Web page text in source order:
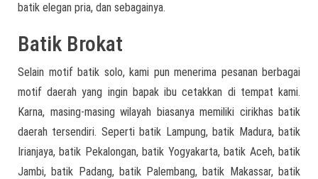
batik elegan pria, dan sebagainya.
Batik Brokat
Selain motif batik solo, kami pun menerima pesanan berbagai
motif daerah yang ingin bapak ibu cetakkan di tempat kami.
Karna, masing-masing wilayah biasanya memiliki cirikhas batik
daerah tersendiri. Seperti batik Lampung, batik Madura, batik
Irianjaya, batik Pekalongan, batik Yogyakarta, batik Aceh, batik
Jambi, batik Padang, batik Palembang, batik Makassar, batik